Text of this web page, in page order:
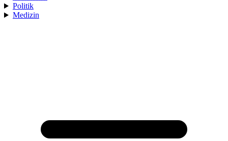
Politik
Medizin